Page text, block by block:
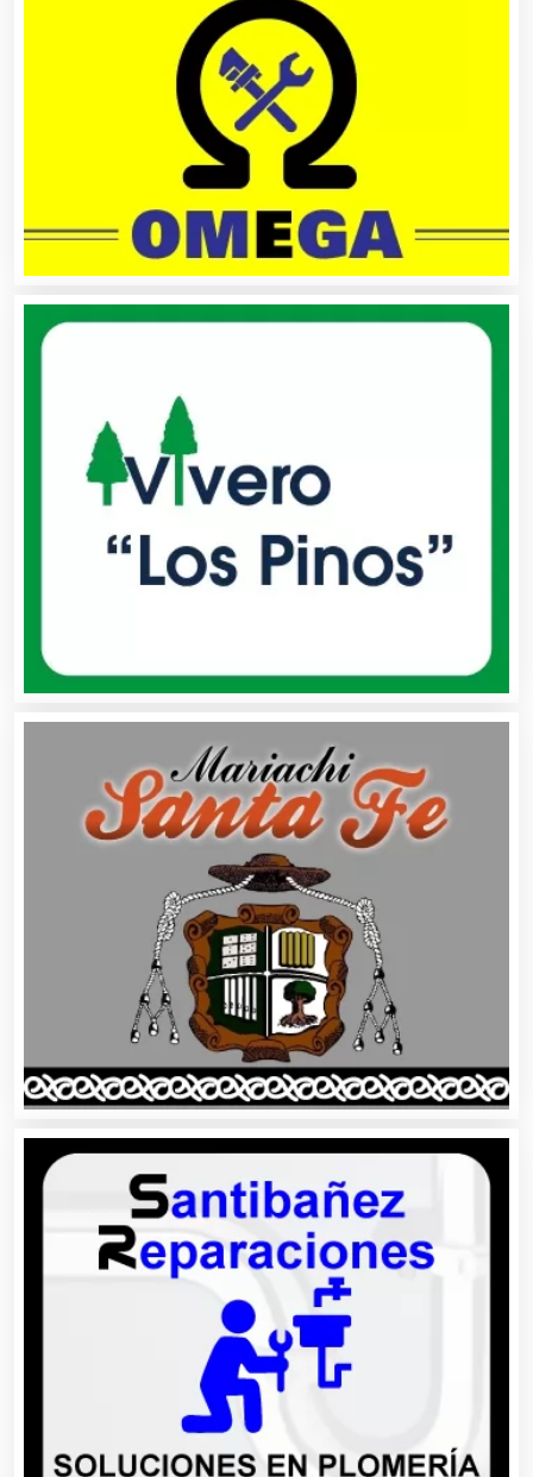
Bordados y Estampados
Boutiques
Cafeterías
Cajas de Ahorro
Camiones para Fletes
Cancelería de Aluminio
Capacitación
Carnicerías
Carpinterías
Centros Comerciales
Centros de Espectáculos
Centros de Nutrición
Centros Turísticos
Cerrajerías